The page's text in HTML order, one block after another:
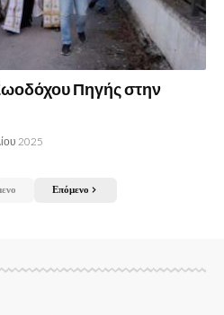
Πηγής στην
2025
Επόμενο